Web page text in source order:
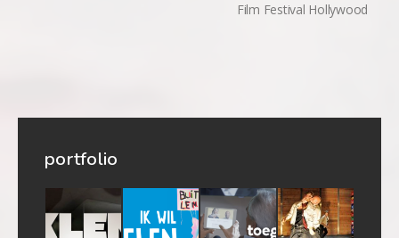
Film Festival Hollywood
portfolio